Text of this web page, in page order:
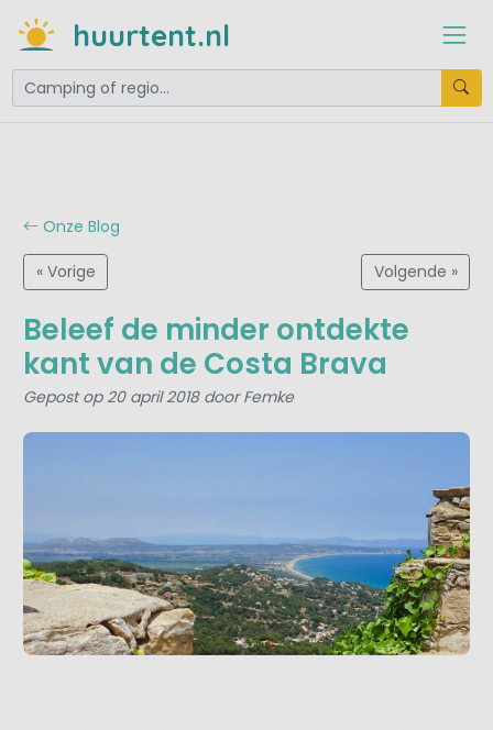
huurtent.nl
Onze Blog
« Vorige Volgende »
Beleef de minder ontdekte
kant van de Costa Brava
Gepost op 20 april 2018 door Femke